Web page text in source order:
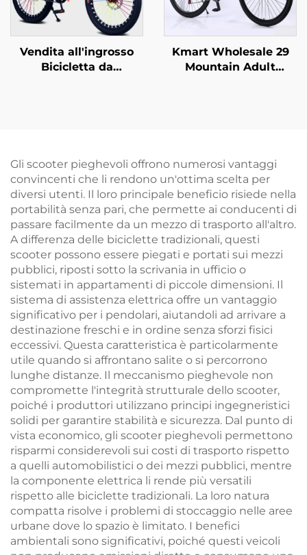
Vendita all'ingrosso
Bicicletta da
da 16 Pollici con
Forcella in Acciaio e
Pedali Normali
Kmart Wholesale 29
Mountain Adult
ordinario
Gli scooter pieghevoli offrono numerosi vantaggi
convincenti che li rendono un'ottima scelta per
diversi utenti. Il loro principale beneficio risiede nella
portabilità senza pari, che permette ai conducenti di
passare facilmente da un mezzo di trasporto all'altro.
A differenza delle biciclette tradizionali, questi
scooter possono essere piegati e portati sui mezzi
pubblici, riposti sotto la scrivania in ufficio o
sistemati in appartamenti di piccole dimensioni. Il
sistema di assistenza elettrica offre un vantaggio
significativo per i pendolari, aiutandoli ad arrivare a
destinazione freschi e in ordine senza sforzi fisici
eccessivi. Questa caratteristica è particolarmente
utile quando si affrontano salite o si percorrono
lunghe distanze. Il meccanismo pieghevole non
compromette l'integrità strutturale dello scooter,
poiché i produttori utilizzano principi ingegneristici
solidi per garantire stabilità e sicurezza. Dal punto di
vista economico, gli scooter pieghevoli permettono
risparmi considerevoli sui costi di trasporto rispetto
a quelli automobilistici o dei mezzi pubblici, mentre
la componente elettrica li rende più versatili
rispetto alle biciclette tradizionali. La loro natura
compatta risolve i problemi di stoccaggio nelle aree
urbane dove lo spazio è limitato. I benefici
ambientali sono significativi, poiché questi veicoli